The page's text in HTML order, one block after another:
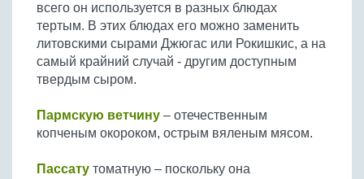
всего он используется в разных блюдах
тертым. В этих блюдах его можно заменить
литовскими сырами Джюгас или Рокишкис, а на
самый крайний случай - другим доступным
твердым сыром.
Пармскую ветчину – отечественным
копченым окороком, острым вяленым мясом.
Пассату томатную – поскольку она